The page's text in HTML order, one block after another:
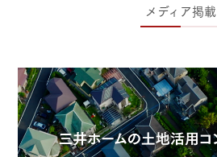
メディア掲載